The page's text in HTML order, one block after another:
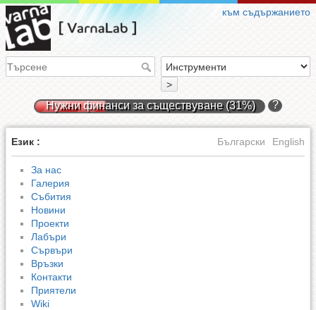
към съдържанието
>
Нужни финанси за съществуване (31%) ?
Език : Български English
За нас
Галерия
Събития
Новини
Проекти
Лабъри
Сървъри
Връзки
Контакти
Приятели
Wiki